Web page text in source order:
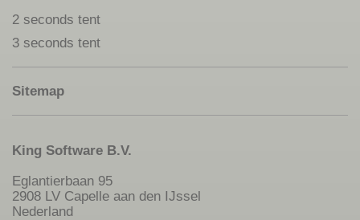
2 seconds tent
3 seconds tent
Sitemap
King Software B.V.
Eglantierbaan 95
2908 LV Capelle aan den IJssel
Nederland